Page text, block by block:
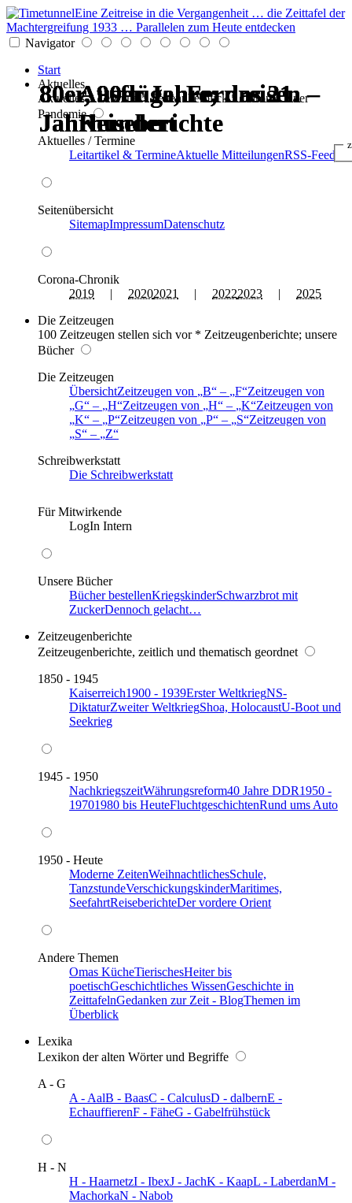
Eine Zeitreise in die Vergangenheit … die Zeittafel der
Machtergreifung 1933 … Parallelen zum Heute entdecken
Navigator
Start
Aktuelles
Aktuelles * Termine * Seitenüberblick * Chronik einer
Pandemie
Aktuelles / Termine
Leitartikel & TermineAktuelle MitteilungenRSS-Feed
Seitenübersicht
SitemapImpressumDatenschutz
Corona-Chronik
2019 | 20202021 | 20222023 | 2025
Die Zeitzeugen
100 Zeitzeugen stellen sich vor * Zeitzeugenberichte; unsere
Bücher
Die Zeitzeugen
ÜbersichtZeitzeugen von B – F Zeitzeugen von
G
– H Zeitzeugen von H – K Zeitzeugen von
K
– P Zeitzeugen von P – S Zeitzeugen von
S
–
Z
Schreibwerkstatt
Die Schreibwerkstatt
Für Mitwirkende
LogIn Intern
Unsere Bücher
Bücher bestellenKriegskinderSchwarzbrot mit
ZuckerDennoch gelacht…
Zeitzeugenberichte
Zeitzeugenberichte, zeitlich und thematisch geordnet
1850 - 1945
Kaiserreich1900 - 1939Erster WeltkriegNS-
DiktaturZweiter WeltkriegShoa, HolocaustU-Boot und
Seekrieg
1945 - 1950
NachkriegszeitWährungsreform40 Jahre DDR1950 -
19701980 bis HeuteFluchtgeschichtenRund ums Auto
1950 - Heute
Moderne ZeitenWeihnachtlichesSchule,
TanzstundeVerschickungskinderMaritimes,
SeefahrtReiseberichteDer vordere Orient
Andere Themen
Omas KücheTierischesHeiter bis
poetischGeschichtliches WissenGeschichte in
ZeittafelnGedanken zur Zeit - BlogThemen im
Überblick
Lexika
Lexikon der alten Wörter und Begriffe
A - G
A - AalB - BaasC - CalculusD - dalbernE -
EchauffierenF - FäheG - Gabelfrühstück
H - N
H - HaarnetzI - IbexJ - JachK - KaapL - LaberdanM -
MachorkaN - Nabob
80er, 90er Jahre; das 21.
Jahrhundert
Ausflüge, Fernreisen –
Reiseberichte
80er, 90er Jahre; das 21.
Jahrhundert
80er, 90er Jahre; das 21.
Jahrhundert
Ausflüge, Fernreisen –
Reiseberichte
80er, 90er Jahre; das 21.
Jahrhundert